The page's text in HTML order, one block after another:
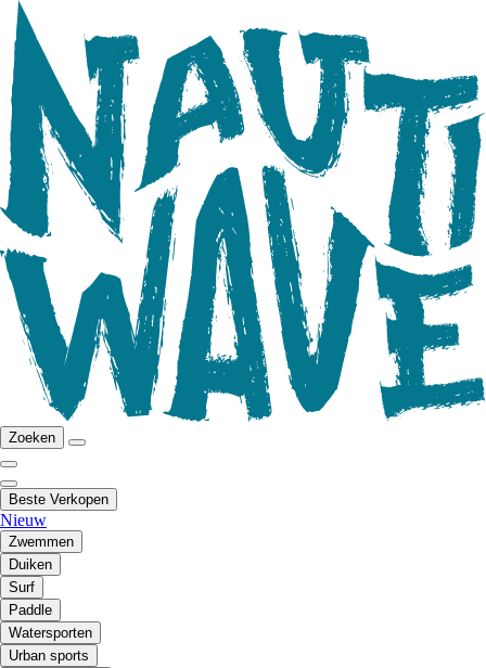
Zoeken
Beste Verkopen
Nieuw
Zwemmen
Duiken
Surf
Paddle
Watersporten
Urban sports